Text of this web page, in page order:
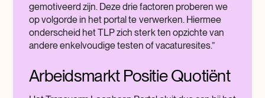
gemotiveerd zijn. Deze drie factoren proberen we
op volgorde in het portal te verwerken. Hiermee
onderscheid het TLP zich sterk ten opzichte van
andere enkelvoudige testen of vacaturesites.”
Arbeidsmarkt Positie Quotiënt